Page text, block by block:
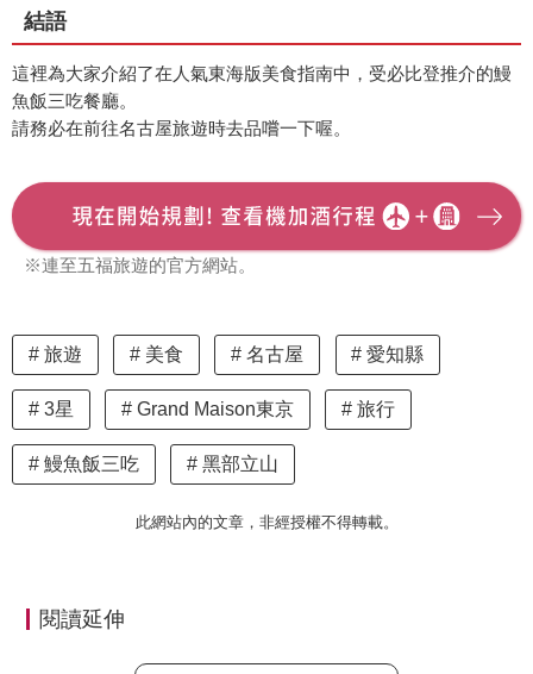
結語
這裡為大家介紹了在人氣東海版美食指南中，受必比登推介的鰻
魚飯三吃餐廳。
請務必在前往名古屋旅遊時去品嚐一下喔。
※連至五福旅遊的官方網站。
旅遊 美食 名古屋 愛知縣
3星 Grand Maison東京 旅行
鰻魚飯三吃 黑部立山
此網站內的文章，非經授權不得轉載。
閱讀延伸